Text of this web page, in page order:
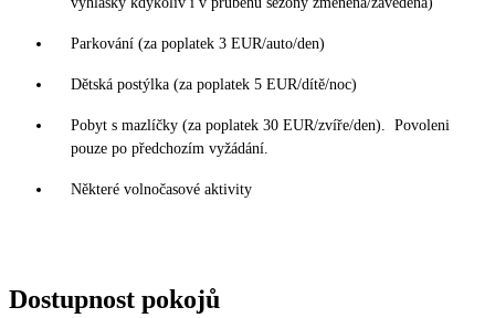
Parkování (za poplatek 3 EUR/auto/den)
Dětská postýlka (za poplatek 5 EUR/dítě/noc)
Pobyt s mazlíčky (za poplatek 30 EUR/zvíře/den). Povoleni
pouze po předchozím vyžádání.
Některé volnočasové aktivity
Dostupnost pokojů